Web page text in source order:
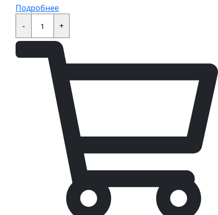
Подробнее
-
Сальник
22x29x4+